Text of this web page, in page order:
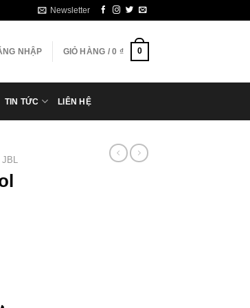
Newsletter
NHẬP GIỎ HÀNG /0 ₫ 0
TIN TỨC LIÊN HỆ
JBL